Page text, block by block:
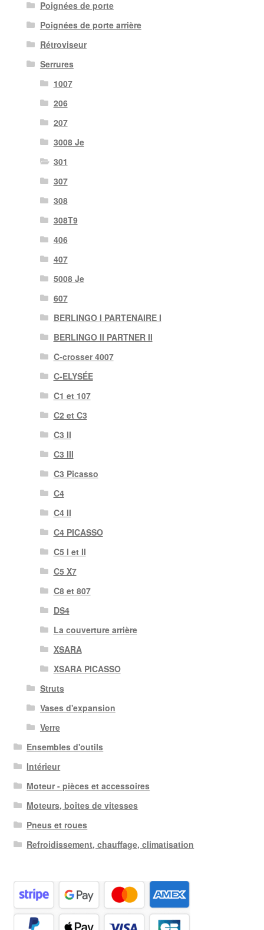
Poignées de porte
Poignées de porte arrière
Rétroviseur
Serrures
1007
206
207
3008 Je
301
307
308
308T9
406
407
5008 Je
607
BERLINGO I PARTENAIRE I
BERLINGO II PARTNER II
C-crosser 4007
C-ELYSÉE
C1 et 107
C2 et C3
C3 II
C3 III
C3 Picasso
C4
C4 II
C4 PICASSO
C5 I et II
C5 X7
C8 et 807
DS4
La couverture arrière
XSARA
XSARA PICASSO
Struts
Vases d'expansion
Verre
Ensembles d'outils
Intérieur
Moteur - pièces et accessoires
Moteurs, boîtes de vitesses
Pneus et roues
Refroidissement, chauffage, climatisation